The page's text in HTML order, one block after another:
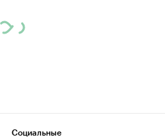
Социальные